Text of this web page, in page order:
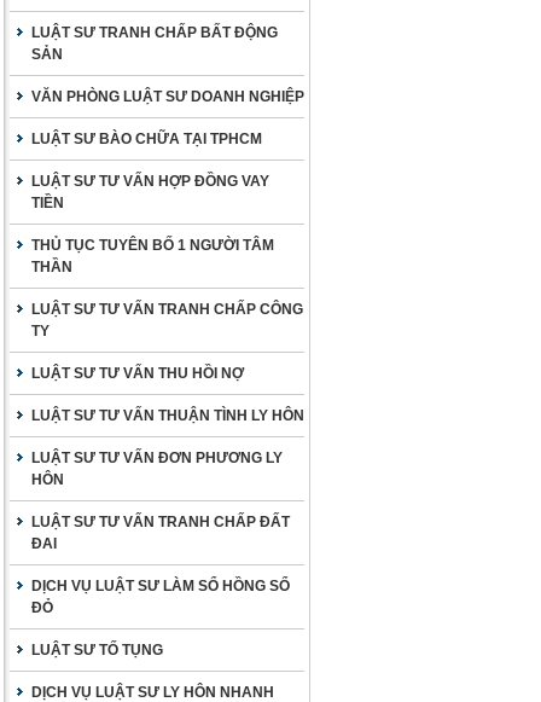
LUẬT SƯ TRANH CHẤP BẤT ĐỘNG
SẢN
VĂN PHÒNG LUẬT SƯ DOANH NGHIỆP
LUẬT SƯ BÀO CHỮA TẠI TPHCM
LUẬT SƯ TƯ VẤN HỢP ĐỒNG VAY
TIỀN
THỦ TỤC TUYÊN BỐ 1 NGƯỜI TÂM
THẦN
LUẬT SƯ TƯ VẤN TRANH CHẤP CÔNG
TY
LUẬT SƯ TƯ VẤN THU HỒI NỢ
LUẬT SƯ TƯ VẤN THUẬN TÌNH LY HÔN
LUẬT SƯ TƯ VẤN ĐƠN PHƯƠNG LY
HÔN
LUẬT SƯ TƯ VẤN TRANH CHẤP ĐẤT
ĐAI
DỊCH VỤ LUẬT SƯ LÀM SỔ HỒNG SỔ
ĐỎ
LUẬT SƯ TỐ TỤNG
DỊCH VỤ LUẬT SƯ LY HÔN NHANH